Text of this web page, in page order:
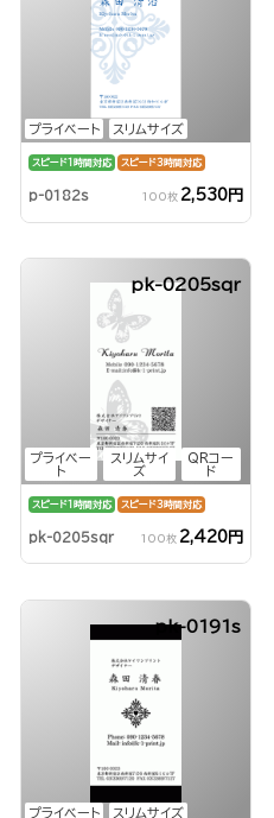
プライベート スリムサイズ
スピード1時間対応 スピード3時間対応
p-0182s 100枚 2,530円
プライベー
ト
スリムサイ
ズ
QRコー
ド
pk-0205sqr
スピード1時間対応 スピード3時間対応
pk-0205sqr 100枚 2,420円
プライベート スリムサイズ
pk-0191s